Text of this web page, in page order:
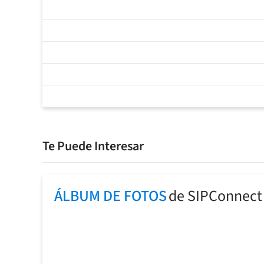
Te Puede Interesar
ÁLBUM DE FOTOSde